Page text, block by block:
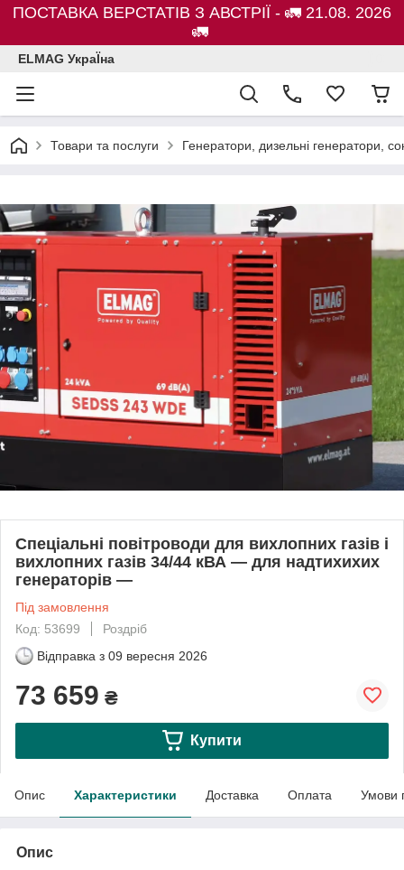
ПОСТАВКА ВЕРСТАТІВ З АВСТРІЇ - 🚛 21.08. 2026
🚛
ELMAG УкраЇна
Товари та послуги Генератори, дизельні генератори,
Спеціальні повітроводи для вихлопних газів і
вихлопних газів 34/44 кВА — для надтихихих
генераторів —
Під замовлення
Код: 53699
Роздріб
Відправка з 09 вересня 2026
73 659 ₴
Купити
Опис Характеристики Доставка Оплата Умови
Опис